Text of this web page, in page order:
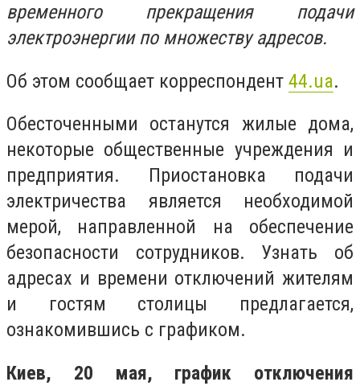
временного прекращения подачи
электроэнергии по множеству адресов.
Об этом сообщает корреспондент 44.ua.
Обесточенными останутся жилые дома,
некоторые общественные учреждения и
предприятия. Приостановка подачи
электричества является необходимой
мерой, направленной на обеспечение
безопасности сотрудников. Узнать об
адресах и времени отключений жителям
и гостям столицы предлагается,
ознакомившись с графиком.
Киев, 20 мая, график отключения